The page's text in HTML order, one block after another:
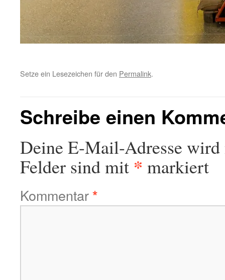
Setze ein Lesezeichen für den Permalink.
Schreibe einen
Deine E-Mail-Adresse
Felder sind mit * markiert
Kommentar*